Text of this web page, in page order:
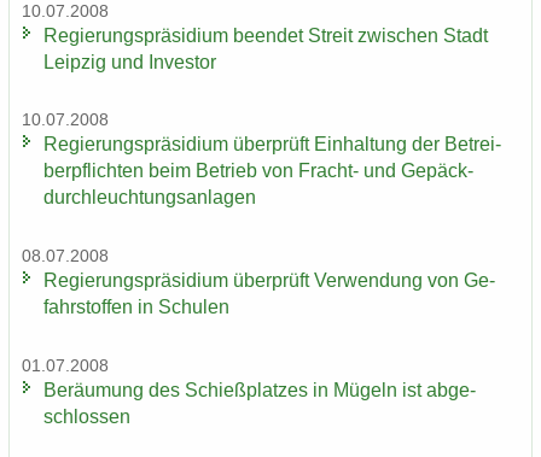
10.07.2008
Re­gie­rungs­prä­si­di­um be­en­det Streit zwi­schen Stadt
Leip­zig und In­ves­tor
10.07.2008
Re­gie­rungs­prä­si­di­um über­prüft Ein­hal­tung der Be­trei­
ber­pflich­ten beim Be­trieb von Fracht-​ und Ge­päck­
durch­leuch­tungs­an­la­gen
08.07.2008
Re­gie­rungs­prä­si­di­um über­prüft Ver­wen­dung von Ge­
fahr­stof­fen in Schu­len
01.07.2008
Be­räu­mung des Schieß­plat­zes in Mü­geln ist ab­ge­
schlos­sen